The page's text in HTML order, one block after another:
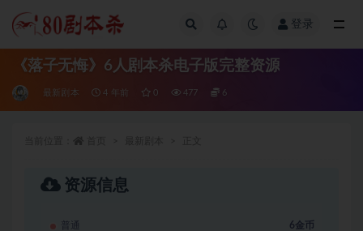
登录
《落子无悔》6人剧本杀电子版完整资源
最新剧本 4 年前 0 477 6
资源信息
普通 6金币